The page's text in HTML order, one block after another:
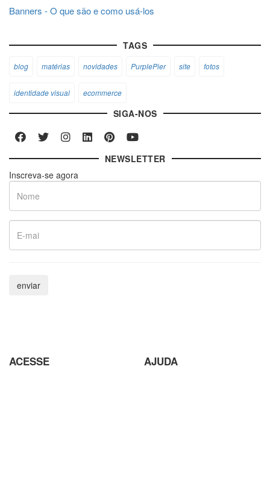
Banners - O que são e como usá-los
TAGS
blog matérias novidades PurplePier site fotos
identidade visual ecommerce
SIGA-NOS
NEWSLETTER
Inscreva-se agora
ACESSE AJUDA